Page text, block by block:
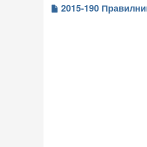
2015-190